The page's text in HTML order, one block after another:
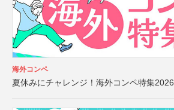
海外コンペ
夏休みにチャレンジ！海外コンペ特集2026